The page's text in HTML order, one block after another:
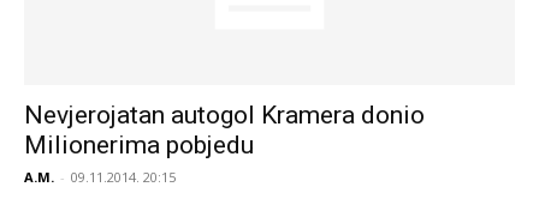
Nevjerojatan autogol Kramera donio
Milionerima pobjedu
A.M. - 09.11.2014. 20:15